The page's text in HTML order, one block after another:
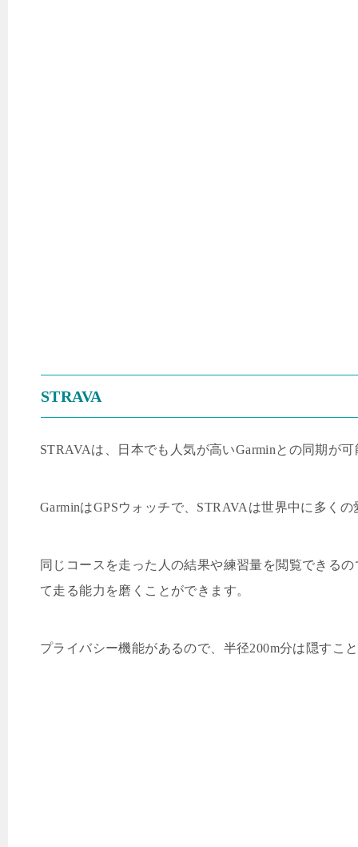
STRAVA
STRAVAは、日本でも人気が高いGarminとの同期が
GarminはGPSウォッチで、 STRAVA は世界中に多く
同じコースを走った人の結果や練習量を閲覧できる
て走る能力を磨くことができます。
プライバシー機能があるので、半径200m分は隠すこ